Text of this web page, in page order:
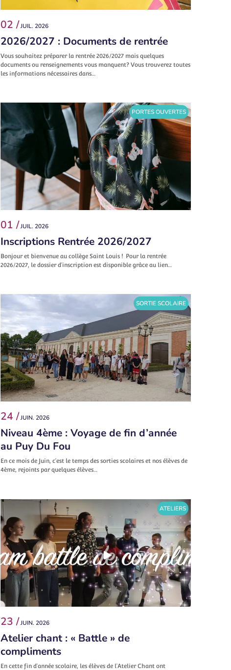
02 /JUIL. 2026
2026/2027 : Documents de rentrée
Vous souhaitez préparer la rentrée 2026/2027 mais quelques
documents ou renseignements vous manquent? Vous trouverez toutes
les informations nécessaires dans…
PORTES OUVERTES
01 /JUIL. 2026
Inscriptions Rentrée 2026/2027
Bonjour et bienvenue au collège Saint Louis ! Pour la rentrée
2026/2027, le dossier d’inscription est disponible grâce au lien…
SORTIE SCOLAIRE
24 /JUIN. 2026
Niveau 4ème : Voyage de fin d’année
au Puy Du Fou
En ce mois de Juin, c’est le temps des sorties scolaires et nos élèves de
4ème, rejoints par quelques élèves…
ATELIERS
23 /JUIN. 2026
Atelier chant : « Battle » de
compliments
En cette fin d’année scolaire, les élèves de l’Atelier Chant ont